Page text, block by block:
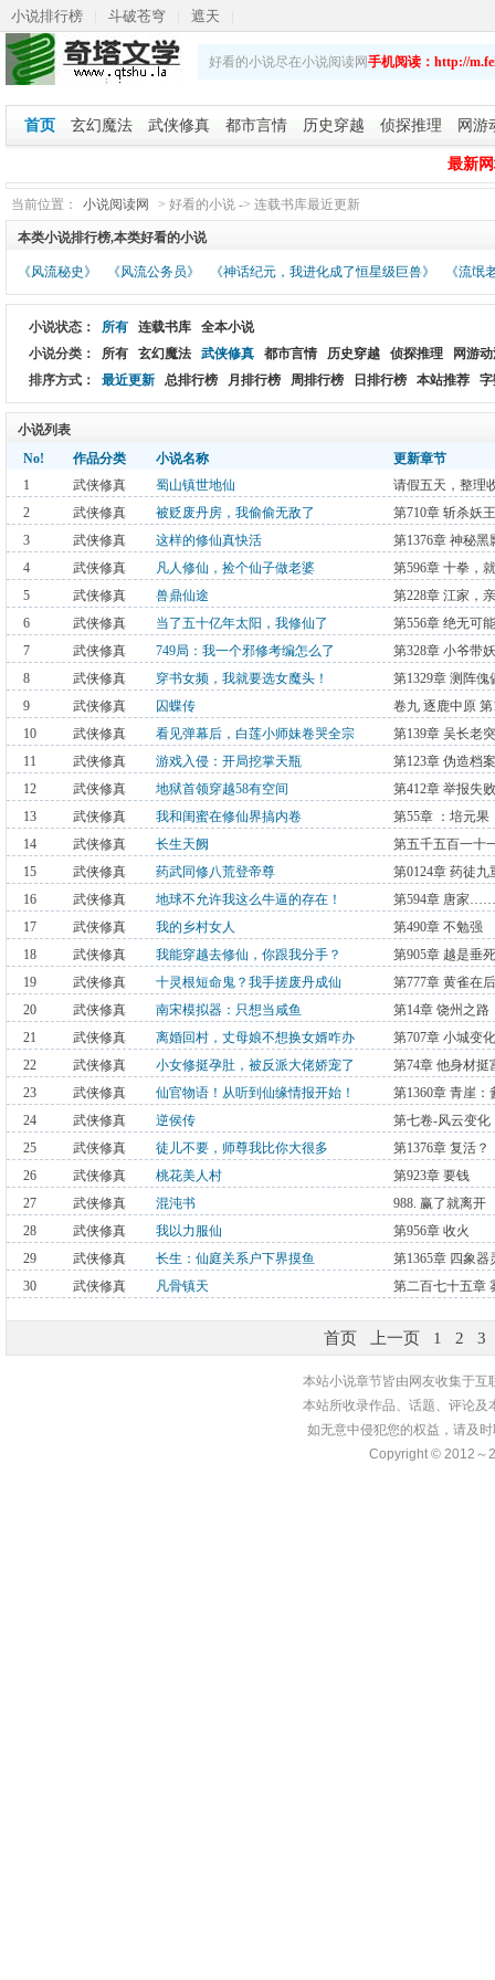
小说排行榜 斗破苍穹 遮天
斗破苍穹之重生萧炎
| 乡野春潮
娇艳人生
好看的小说尽在小说阅读网手机阅读：http://
首页 玄幻魔法 武侠修真 都市言情 历史穿越 侦探推理 网游
最新
当前位置： 小说阅读网 > 好看的小说 -> 连载书库最近更新
本类小说排行榜,本类好看的小说
《风流秘史》 《风流公务员》 《神话纪元，我进化成了恒星级巨兽》 《流氓
小说状态： 所有 连载书库
全本小说
小说分类：
所有 玄幻魔法 武侠修真 都市言情 历史穿越 侦探推理
网游
排序方式：
最近更新 总排行榜 月排行榜 周排行榜 日排行榜 本站推荐
小说列表
No!
作品分类 小说名称
更新章节
1
武侠修真 蜀山镇世地仙
请假五天，整理
2
武侠修真 被贬废丹房，我偷偷无敌了
第710章 斩杀妖王
3
武侠修真 这样的修仙真快活
第1376章 神秘黑
4
武侠修真 凡人修仙，捡个仙子做老婆
第596章 十拳，
5
武侠修真 兽鼎仙途
第228章 江家，
6
武侠修真 当了五十亿年太阳，我修仙了
第556章 绝无可
7
武侠修真 749局：我一个邪修考编怎么了
第328章 小爷带
8
武侠修真 穿书女频，我就要选女魔头！
第1329章 测阵傀
9
武侠修真 囚蝶传
卷九 逐鹿中原
10
武侠修真 看见弹幕后，白莲小师妹卷哭全宗
第139章 吴长老
11
武侠修真 游戏入侵：开局挖掌天瓶
第123章 伪造档
12
武侠修真 地狱首领穿越58有空间
第412章 举报失
13
武侠修真 我和闺蜜在修仙界搞内卷
第55章 ：培元果
14
武侠修真 长生天阙
第五千五百一十
15
武侠修真 药武同修八荒登帝尊
第0124章 药徒
16
武侠修真 地球不允许我这么牛逼的存在！
第594章 唐家
17
武侠修真 我的乡村女人
第490章 不勉强
18
武侠修真 我能穿越去修仙，你跟我分手？
第905章 越是垂
19
武侠修真 十灵根短命鬼？我手搓废丹成仙
第777章 黄雀在
20
武侠修真 南宋模拟器：只想当咸鱼
第14章 饶州之路
21
武侠修真 离婚回村，丈母娘不想换女婿咋办
第707章 小城变
22
武侠修真 小女修挺孕肚，被反派大佬娇宠了
第74章 他身材挺
23
武侠修真 仙官物语！从听到仙缘情报开始！
第1360章 青崖：
24
武侠修真 逆侯传
第七卷-风云变化
25
武侠修真 徒儿不要，师尊我比你大很多
第1376章 复活？
26
武侠修真 桃花美人村
第923章 要钱
27
武侠修真 混沌书
988. 赢了就离开
28
武侠修真 我以力服仙
第956章 收火
29
武侠修真 长生：仙庭关系户下界摸鱼
第1365章 四象器
30
武侠修真 凡骨镇天 第二百七十五章
首页 上一页 1 2 3
本站小说章节皆由网友收集于互
本站所收录作品、话题、评论及
如无意中侵犯您的权益，请及
Copyright © 2012～